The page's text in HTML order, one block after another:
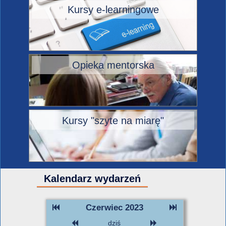
Kursy e-learningowe
Opieka mentorska
Kursy "szyte na miarę"
Kalendarz wydarzeń
Czerwiec 2023
dziś